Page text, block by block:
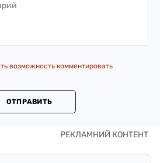
возможность комментировать
ОТПРАВИТЬ